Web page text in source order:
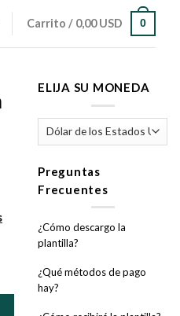
Carrito / 0,00 USD 0
ELIJA SU MONEDA
Preguntas
Frecuentes
¿Cómo descargo la
plantilla?
¿Qué métodos de pago
hay?